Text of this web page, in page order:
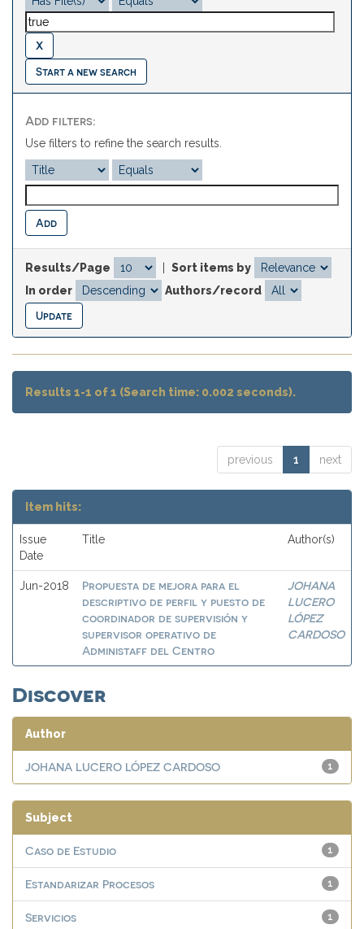
Start a new search
Add filters:
Use filters to refine the search results.
Results/Page
Sort items by
In order
Authors/record
Results 1-1 of 1 (Search time: 0.002 seconds).
previous 1 next
Item hits:
Issue
Date
Title Author(s)
Jun-2018
Propuesta de mejora para el
descriptivo de perfil y puesto de
coordinador de supervisión y
supervisor operativo de
Administaff del Centro
JOHANA
LUCERO
LÓPEZ
CARDOSO
Discover
Author
1
JOHANA LUCERO LÓPEZ CARDOSO
Subject
1
Caso de Estudio
1
Estandarizar Procesos
1
Servicios